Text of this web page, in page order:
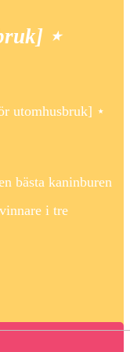
⋆
utomhusbruk] ⋆
bästa kaninburen
i tre